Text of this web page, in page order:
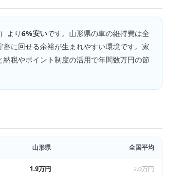
）より6%安いです。 山形県の車の維持費は全
に回せる余裕が生まれやすい環境です。家
税やポイント制度の活用で年間数万円の節
山形県 全国平均
1.9万円 2.0万円